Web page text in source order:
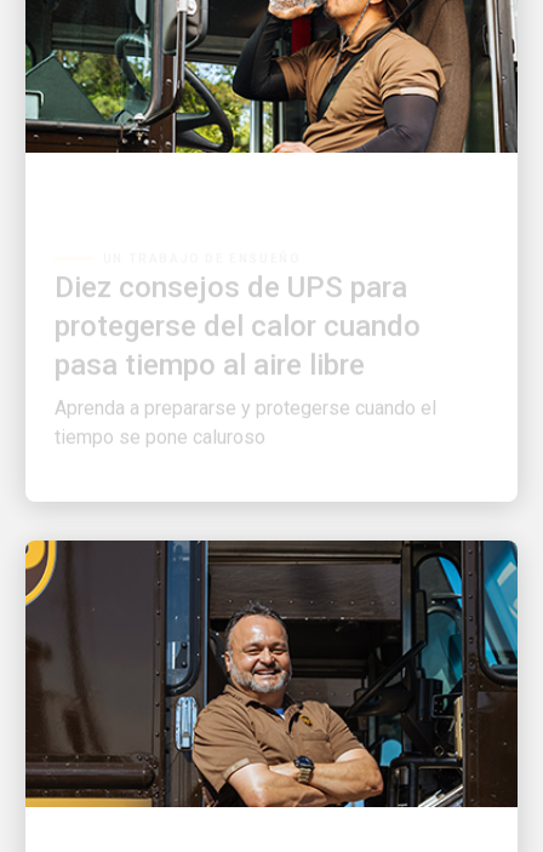
protegerse del calor cuando
pasa tiempo al aire libre
Aprenda a prepararse y protegerse cuando el
tiempo se pone caluroso